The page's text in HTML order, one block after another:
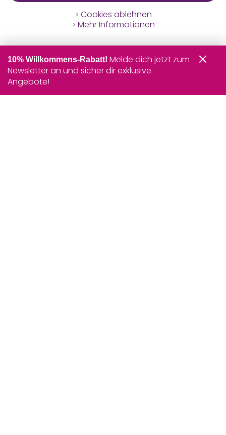
Cookies ablehnen
Mehr Informationen
10% Willkommens-Rabatt! Melde dich jetzt zum
Newsletter an und sicher dir exklusive
Angebote!